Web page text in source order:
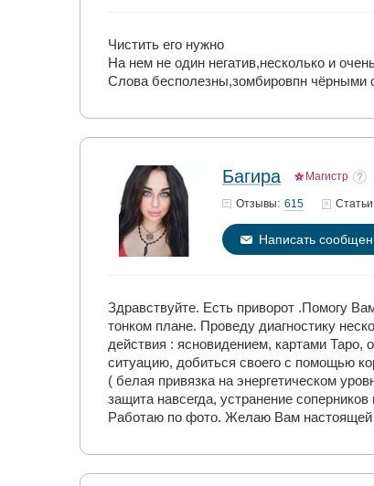
Чистить его нужно
На нем не один негатив,несколько и
Слова бесполезны,зомбировпн чёрными
Багира Магистр
Отзывы: 615 Статьи
Написать
Здравствуйте. Есть приворот .Помогу
тонком плане. Проведу диагностику
действия : ясновидением, картами
ситуацию, добиться своего с помощью
( белая привязка на энергетическом
защита навсегда, устранение
Работаю по фото. Желаю Вам